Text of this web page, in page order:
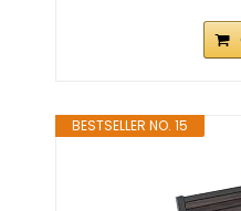
BESTSELLER NO. 15